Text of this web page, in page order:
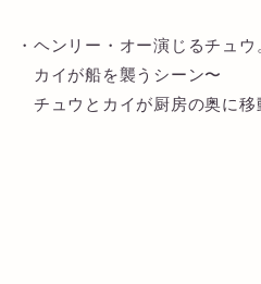
・ヘンリー・オー演じるチュウ
カイが船を襲うシーン〜
チュウとカイが厨房の奥に移